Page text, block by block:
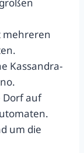
mehreren
Kassandra-
Dorf auf
um die